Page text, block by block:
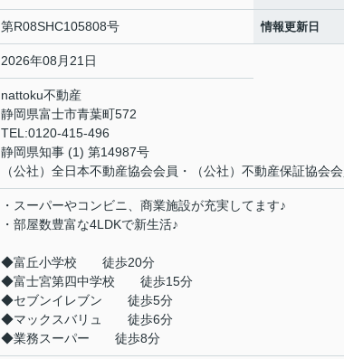
第R08SHC105808号 情報更新日
2026年08月21日
nattoku不動産
静岡県富士市青葉町572
TEL:0120-415-496
静岡県知事 (1) 第14987号
（公社）全日本不動産協会会員・（公社）不動産保証協会
・スーパーやコンビニ、商業施設が充実してます♪
・部屋数豊富な4LDKで新生活♪
◆富丘小学校 徒歩20分
◆富士宮第四中学校 徒歩15分
◆セブンイレブン 徒歩5分
◆マックスバリュ 徒歩6分
◆業務スーパー 徒歩8分